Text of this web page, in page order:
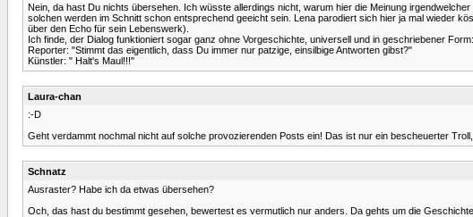
Nein, da hast Du nichts übersehen. Ich wüsste allerdings nicht, warum hier die Meinung
solchen werden im Schnitt schon entsprechend geeicht sein. Lena parodiert sich hier ja mal wieder
über den Echo für sein Lebenswerk).
Ich finde, der Dialog funktioniert sogar ganz ohne Vorgeschichte, universell und in geschriebener Form:
Reporter: "Stimmt das eigentlich, dass Du immer nur patzige, einsilbige Antworten gibst?"
Künstler: " Halt's Maul!!!"
Laura-chan
:-D
Geht verdammt nochmal nicht auf solche provozierenden Posts ein! Das ist nur ein bescheuerter
Schnatz
Ausraster? Habe ich da etwas übersehen?
Och, das hast du bestimmt gesehen, bewertest es vermutlich nur anders. Da gehts um die